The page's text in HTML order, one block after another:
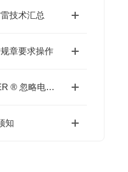
技术汇总
章要求操作
WAVERSAVER ® 忽略电子秤及周边的振动
知